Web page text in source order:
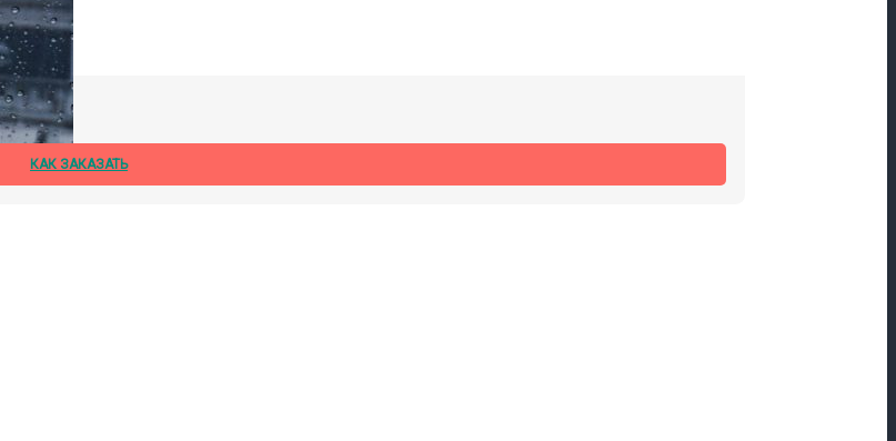
КАК ЗАКАЗАТЬ